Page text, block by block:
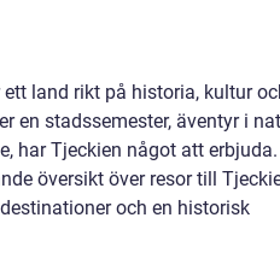
land rikt på historia, kultur
en stadssemester, äventyr i
har Tjeckien något att
översikt över resor till
och en historisk